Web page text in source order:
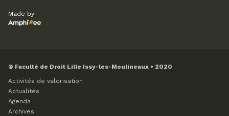
Made by
© Faculté de Droit Lille Issy-les-Moulineaux • 2020
Activités de valorisation
Actualités
Agenda
Archives